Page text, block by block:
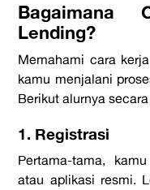
Lending?
Memahami cara kerja
kamu menjalani
Berikut alurnya
1. Registrasi
Pertama-tama,
atau aplikasi resmi.